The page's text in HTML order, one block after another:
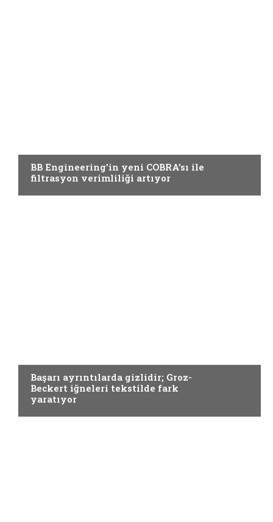
BB Engineering’in yeni COBRA’sı ile
filtrasyon verimliliği artıyor
Başarı ayrıntılarda gizlidir; Groz-
Beckert iğneleri tekstilde fark
yaratıyor